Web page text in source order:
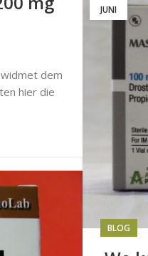
dem
hier die
JUNI
BLOG